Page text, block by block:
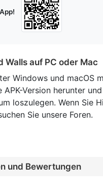
Walls auf PC oder Mac
Windows und macOS
APK-Version herunter
loszulegen. Wenn Sie
Sie unsere Foren.
und Bewertungen